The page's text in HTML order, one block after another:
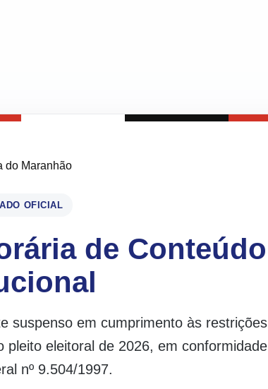
OFICIAL
de Conteúdo
suspenso em cumprimento às restrições
eleitoral de 2026, em conformidade
nº 9.504/1997.